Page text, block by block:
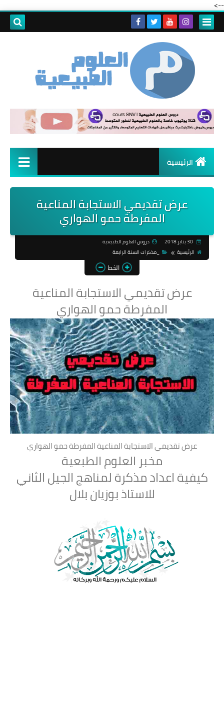
-->
الرئيسية
عرض تقديمي الاستجابة المناعية
المفرطة حمو الهواري
30 يناير 2018
دروس العلوم الطبيعية
الرئيسية
_مذكرات السنة الرابعة
الخط
عرض تقديمي الاستجابة المناعية
المفرطة حمو الهواري
عرض تقديمي الاستجابة المناعية المفرطة حمو الهواري
مخبر العلوم الطبعية
كيفية اعداد مذكرة لمناهج الجيل الثاني
للاستاذ بوزيان بلال